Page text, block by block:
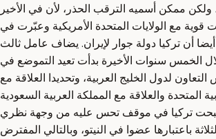
ولكن ممكن أسميه الترقب الحذر، لأن في الأخير
قوية مع الولايات المتحدة الأمريكية وعبّرت في
أن تركيا دولة جوار لإيران. يضاف عامل ثالث
الخمس سنوات الأخيرة بدأت تعيد التموضع في
لدول الخليج العربية، وتحديدا العلاقة مع
المتحدة والعلاقة مع المملكة العربية السعودية
تركيا في موقف تحس عليه من وجهة نظري
باعتبارها عضوا في النيتو، وبالتالي المفترض